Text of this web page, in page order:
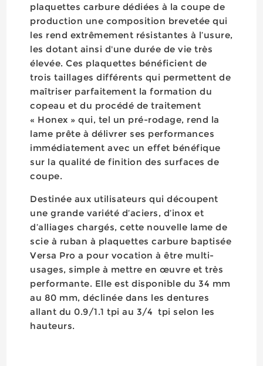
plaquettes carbure dédiées à la coupe de
production une composition brevetée qui
les rend extrêmement résistantes à l’usure,
les dotant ainsi d'une durée de vie très
élevée. Ces plaquettes bénéficient de
trois taillages différents qui permettent de
maîtriser parfaitement la formation du
copeau et du procédé de traitement
« Honex » qui, tel un pré-rodage, rend la
lame prête à délivrer ses performances
immédiatement avec un effet bénéfique
sur la qualité de finition des surfaces de
coupe.
Destinée aux utilisateurs qui découpent
une grande variété d’aciers, d’inox et
d’alliages chargés, cette nouvelle lame de
scie à ruban à plaquettes carbure baptisée
Versa Pro a pour vocation à être multi-
usages, simple à mettre en œuvre et très
performante. Elle est disponible du 34 mm
au 80 mm, déclinée dans les dentures
allant du 0.9/1.1 tpi au 3/4 tpi selon les
hauteurs.